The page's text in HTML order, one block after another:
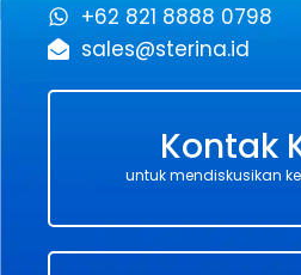
+62 821 8888 0798
sales@sterina.id
Kontak
untuk mendiskusikan